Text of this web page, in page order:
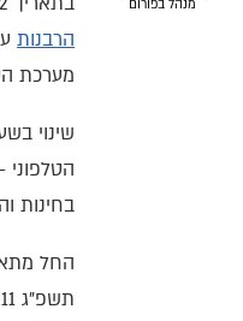
מנהל בפורום
הרבנות
מערכת
שינוי
בחינות
החל